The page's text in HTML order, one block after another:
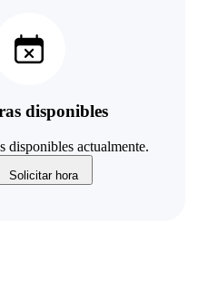
disponibles
disponibles actualmente.
Solicitar hora